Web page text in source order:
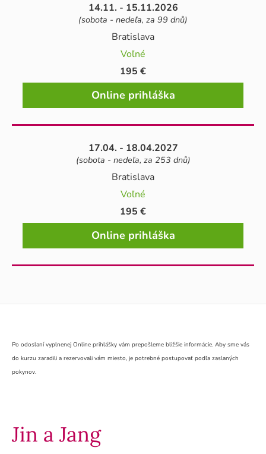
14.11. - 15.11.2026
(sobota - nedeľa, za 99 dnů)
Bratislava
Voľné
195 €
Online prihláška
17.04. - 18.04.2027
(sobota - nedeľa, za 253 dnů)
Bratislava
Voľné
195 €
Online prihláška
Po odoslaní vyplnenej Online prihlášky vám prepošleme bližšie informácie. Aby sme vás
do kurzu zaradili a rezervovali vám miesto, je potrebné postupovať podľa zaslaných
pokynov.
Jin a Jang